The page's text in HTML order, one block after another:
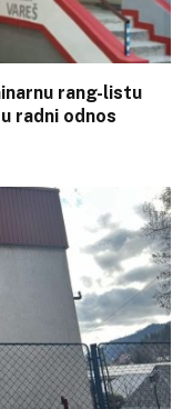
rang-listu
radni odnos